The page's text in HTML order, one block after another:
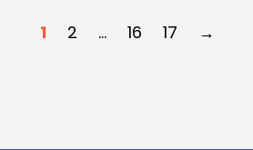
1 2 … 16 17 →